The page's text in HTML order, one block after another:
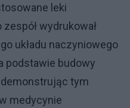
leki
wydrukował
układu naczyniowego
podstawie budowy
tym
medycynie